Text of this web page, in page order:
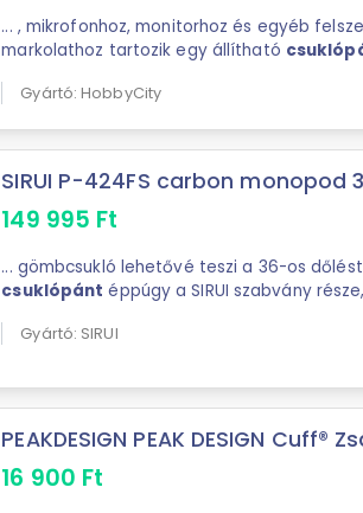
... , mikrofonhoz, monitorhoz és egyéb
markolathoz tartozik egy állítható
• Akciókamera ...
Gyártó: HobbyCity
SIRUI P-424FS carbon monopod
149 995 Ft
... gömbcsukló lehetővé teszi a 36-os
csuklópánt éppúgy a SIRUI szabvány
Gyártó: SIRUI
PEAKDESIGN PEAK DESIGN Cuff®
16 900 Ft